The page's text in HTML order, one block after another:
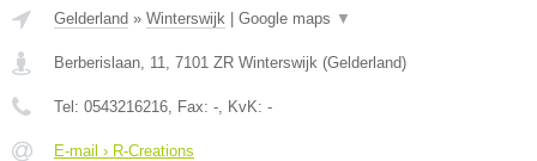
Gelderland » Winterswijk | Google maps ▼
Berberislaan, 11 7101 ZR Winterswijk (Gelderland)
Tel: 0543216216 , Fax: - , KvK: -
E-mail › R-Creations